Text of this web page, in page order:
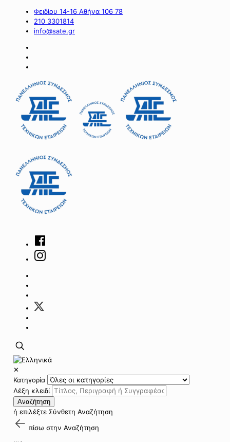
Φειδίου 14-16 Αθήνα 106 78
210 3301814
info@sate.gr
✕
Κατηγορία
Λέξη κλειδί
Αναζήτηση
ή επιλέξτε Σύνθετη Αναζήτηση
πίσω στην Αναζήτηση